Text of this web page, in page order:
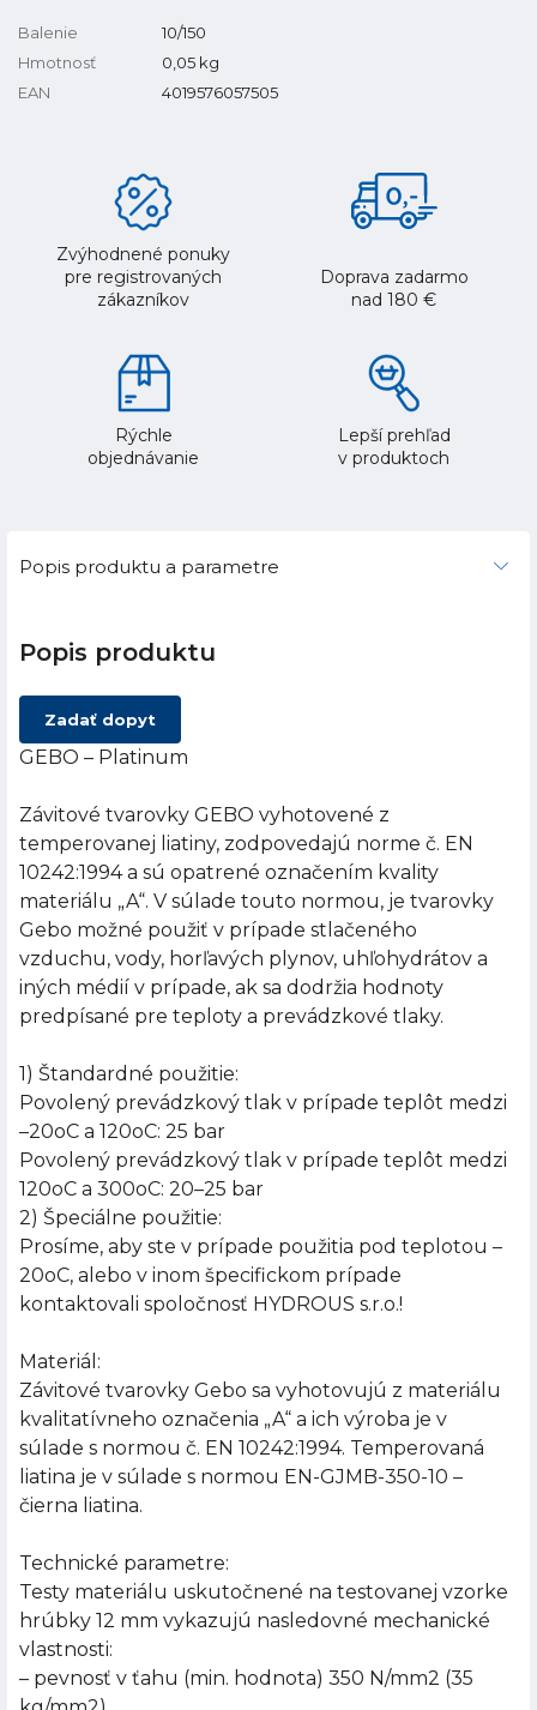
Balenie
10/150
Hmotnosť
0,05 kg
EAN
4019576057505
Zvýhodnené ponuky
pre registrovaných
zákazníkov
Doprava zadarmo
nad 180 €
Rýchle
objednávanie
Lepší prehľad
v produktoch
Popis produktu a parametre
Popis produktu
Zadať dopyt
GEBO – Platinum
Závitové tvarovky GEBO vyhotovené z
temperovanej liatiny, zodpovedajú norme č. EN
10242:1994 a sú opatrené označením kvality
materiálu „A“. V súlade touto normou, je tvarovky
Gebo možné použiť v prípade stlačeného
vzduchu, vody, horľavých plynov, uhľohydrátov a
iných médií v prípade, ak sa dodržia hodnoty
predpísané pre teploty a prevádzkové tlaky.
1) Štandardné použitie:
Povolený prevádzkový tlak v prípade teplôt medzi
–20oC a 120oC: 25 bar
Povolený prevádzkový tlak v prípade teplôt medzi
120oC a 300oC: 20–25 bar
2) Špeciálne použitie:
Prosíme, aby ste v prípade použitia pod teplotou –
20oC, alebo v inom špecifickom prípade
kontaktovali spoločnosť HYDROUS s.r.o.!
Materiál:
Závitové tvarovky Gebo sa vyhotovujú z materiálu
kvalitatívneho označenia „A“ a ich výroba je v
súlade s normou č. EN 10242:1994. Temperovaná
liatina je v súlade s normou EN-GJMB-350-10 –
čierna liatina.
Technické parametre:
Testy materiálu uskutočnené na testovanej vzorke
hrúbky 12 mm vykazujú nasledovné mechanické
vlastnosti:
– pevnosť v ťahu (min. hodnota) 350 N/mm2 (35